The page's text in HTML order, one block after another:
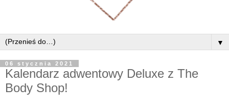
▼
06 stycznia 2021
Kalendarz adwentowy Deluxe z The
Body Shop!